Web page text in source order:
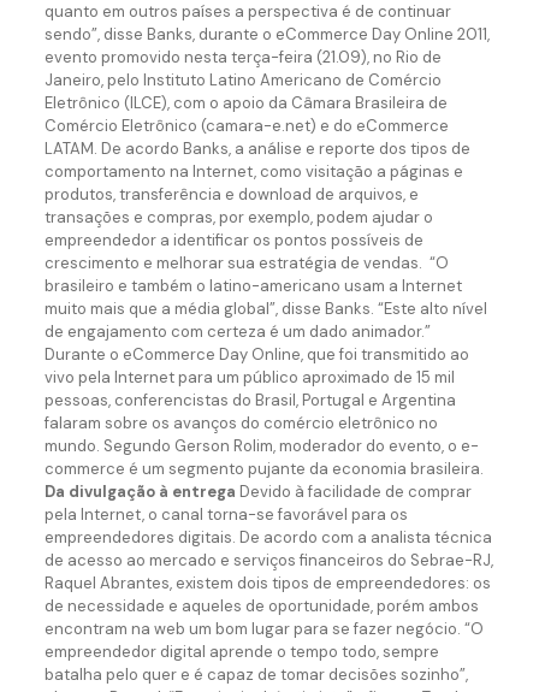
quanto em outros países a perspectiva é de continuar
sendo”, disse Banks, durante o eCommerce Day Online 2011,
evento promovido nesta terça-feira (21.09), no Rio de
Janeiro, pelo Instituto Latino Americano de Comércio
Eletrônico (ILCE), com o apoio da Câmara Brasileira de
Comércio Eletrônico (camara-e.net) e do eCommerce
LATAM. De acordo Banks, a análise e reporte dos tipos de
comportamento na Internet, como visitação a páginas e
produtos, transferência e download de arquivos, e
transações e compras, por exemplo, podem ajudar o
empreendedor a identificar os pontos possíveis de
crescimento e melhorar sua estratégia de vendas. “O
brasileiro e também o latino-americano usam a Internet
muito mais que a média global”, disse Banks. “Este alto nível
de engajamento com certeza é um dado animador.”
Durante o eCommerce Day Online, que foi transmitido ao
vivo pela Internet para um público aproximado de 15 mil
pessoas, conferencistas do Brasil, Portugal e Argentina
falaram sobre os avanços do comércio eletrônico no
mundo. Segundo Gerson Rolim, moderador do evento, o e-
commerce é um segmento pujante da economia brasileira.
Da divulgação à entrega Devido à facilidade de comprar
pela Internet, o canal torna-se favorável para os
empreendedores digitais. De acordo com a analista técnica
de acesso ao mercado e serviços financeiros do Sebrae-RJ,
Raquel Abrantes, existem dois tipos de empreendedores: os
de necessidade e aqueles de oportunidade, porém ambos
encontram na web um bom lugar para se fazer negócio. “O
empreendedor digital aprende o tempo todo, sempre
batalha pelo quer e é capaz de tomar decisões sozinho”,